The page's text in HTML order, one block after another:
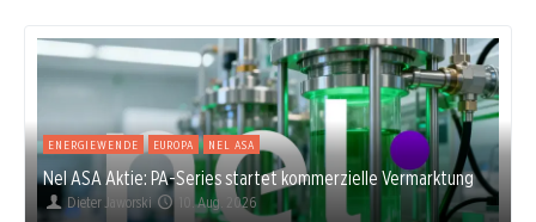
ENERGIEWENDE EUROPA NEL ASA
Nel ASA Aktie: PA-Series startet kommerzielle Vermarktung
Dieter Jaworski 10. Aug. 2026